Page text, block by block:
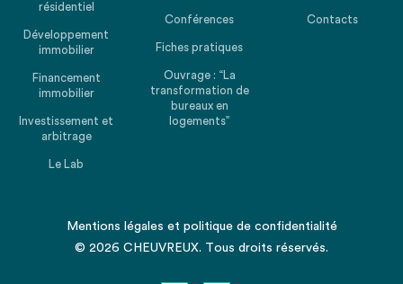
résidentiel
Développement
immobilier
Financement
immobilier
Investissement et
arbitrage
Le Lab
Conférences
Fiches pratiques
Ouvrage : “La
transformation de
bureaux en
logements”
Contacts
Mentions légales et politique de confidentialité
© 2026 CHEUVREUX. Tous droits réservés.